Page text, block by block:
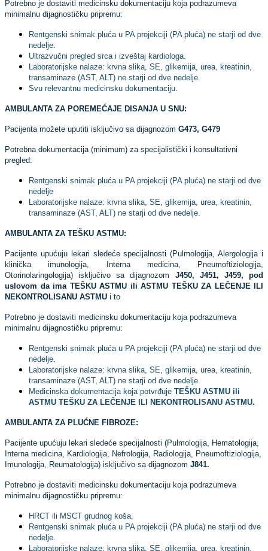
Potrebno je dostaviti medicinsku dokumentaciju koja podrazumeva
minimalnu dijagnostičku pripremu:
Rentgenski snimak pluća u PA projekciji (PA pluća) ne starji od dve
nedelje.
Ultrazvučni pregled srca i izveštaj kardiologa.
Laboratorijske nalaze: krvna slika, SE, glikemija, urea, kreatinin,
transaminaze (AST, ALT) ne starji od dve nedelje.
Svu relevantnu medicinsku dokumentaciju.
AMBULANTA ZA POREMEĆAJE DISANJA U SNU:
Pacijenta možete uputiti isključivo sa dijagnozom G473, G479
Potrebna dokumentacija (minimum) za specijalistički i konsultativni
pregled:
Rentgenski snimak pluća u PA projekciji (PA pluća) ne starji od dve
nedelje
Laboratorijske nalaze: krvna slika, SE, glikemija, urea, kreatinin,
transaminaze (AST, ALT) ne starji od dve nedelje.
AMBULANTA ZA TEŠKU ASTMU:
Pacijente upućuju lekari sledeće specijalnosti (Pulmologija, Alergologija i
klinička imunologija, Interna medicina, Pneumoftiziologija,
Otorinolaringologija) isključivo sa dijagnozom J450, J451, J459, pod
uslovom da ima TEŠKU ASTMU ili ASTMU TEŠKU ZA LEČENJE ILI
NEKONTROLISANU ASTMU i to
Potrebno je dostaviti medicinsku dokumentaciju koja podrazumeva
minimalnu dijagnostičku pripremu:
Rentgenski snimak pluća u PA projekciji (PA pluća) ne starji od dve
nedelje.
Laboratorijske nalaze: krvna slika, SE, glikemija, urea, kreatinin,
transaminaze (AST, ALT) ne starji od dve nedelje.
Medicinska dokumentacija koja potvrđuje TEŠKU ASTMU ili
ASTMU TEŠKU ZA LEČENJE ILI NEKONTROLISANU ASTMU.
AMBULANTA ZA PLUĆNE FIBROZE:
Pacijente upućuju lekari sledeće specijalnosti (Pulmologija, Hematologija,
Interna medicina, Kardiologija, Nefrologija, Radiologija, Pneumoftiziologija,
Imunologija, Reumatologija) isključivo sa dijagnozom J841.
Potrebno je dostaviti medicinsku dokumentaciju koja podrazumeva
minimalnu dijagnostičku pripremu:
HRCT ili MSCT grudnog koša.
Rentgenski snimak pluća u PA projekciji (PA pluća) ne starji od dve
nedelje.
Laboratorijske nalaze: krvna slika, SE, glikemija, urea, kreatinin,